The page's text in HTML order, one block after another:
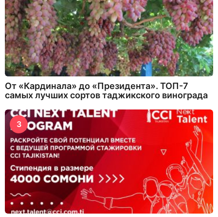
От «Кардинала» до «Президента». ТОП-7
самых лучших сортов таджикского винограда
3